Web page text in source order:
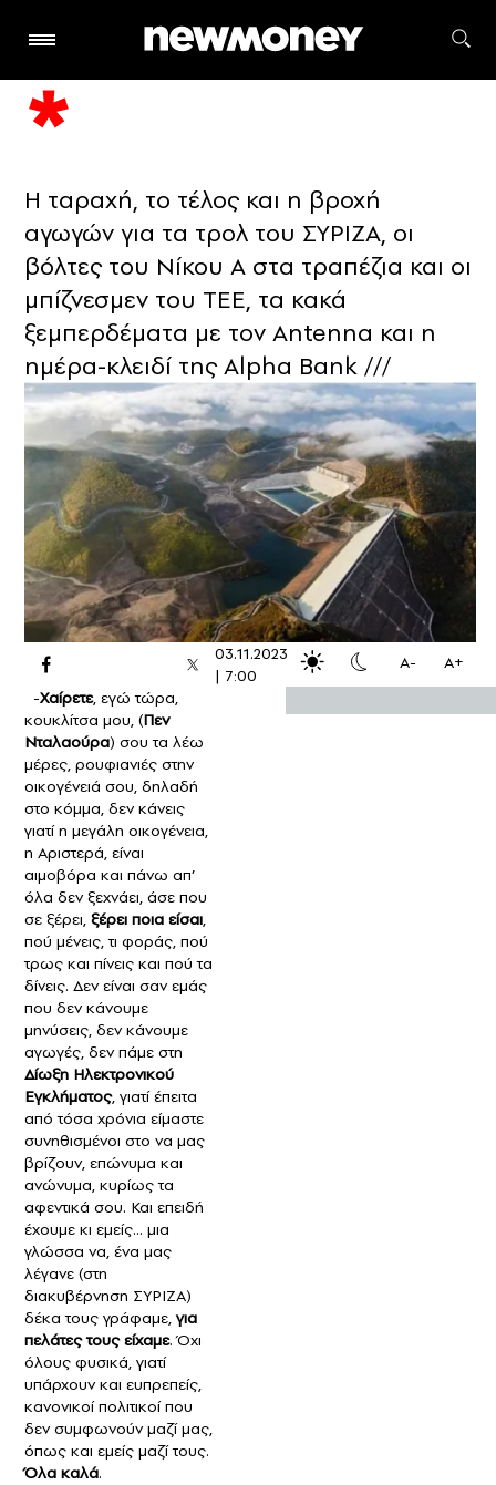
Η ταραχή, το τέλος και η βροχή
αγωγών για τα τρολ του ΣΥΡΙΖΑ, οι
βόλτες του Νίκου Α στα τραπέζια και οι
μπίζνεσμεν του ΤΕΕ, τα κακά
ξεμπερδέματα με τον Αntenna και η
ημέρα-κλειδί της Alpha Bank ///
03.11.2023
| 7:00
A-
A+
-Χαίρετε, εγώ τώρα,
κουκλίτσα μου, (Πεν
Νταλαούρα) σου τα λέω
μέρες, ρουφιανιές στην
οικογένειά σου, δηλαδή
στο κόμμα, δεν κάνεις
γιατί η μεγάλη οικογένεια,
η Αριστερά, είναι
αιμοβόρα και πάνω απ’
όλα δεν ξεχνάει, άσε που
σε ξέρει, ξέρει ποια είσαι,
πού μένεις, τι φοράς, πού
τρως και πίνεις και πού τα
δίνεις. Δεν είναι σαν εμάς
που δεν κάνουμε
μηνύσεις, δεν κάνουμε
αγωγές, δεν πάμε στη
Δίωξη Ηλεκτρονικού
Εγκλήματος, γιατί έπειτα
από τόσα χρόνια είμαστε
συνηθισμένοι στο να μας
βρίζουν, επώνυμα και
ανώνυμα, κυρίως τα
αφεντικά σου. Και επειδή
έχουμε κι εμείς… μια
γλώσσα να, ένα μας
λέγανε (στη
διακυβέρνηση ΣΥΡΙΖΑ)
δέκα τους γράφαμε, για
πελάτες τους είχαμε. Όχι
όλους φυσικά, γιατί
υπάρχουν και ευπρεπείς,
κανονικοί πολιτικοί που
δεν συμφωνούν μαζί μας,
όπως και εμείς μαζί τους.
Όλα καλά.